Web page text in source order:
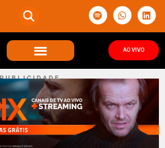
AO VIVO
U B L I C I D A D E